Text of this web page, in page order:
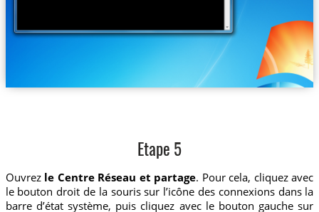
Etape 5
Ouvrez le Centre Réseau et partage. Pour cela, cliquez avec
le bouton droit de la souris sur l’icône des connexions dans la
barre d’état système, puis cliquez avec le bouton gauche sur